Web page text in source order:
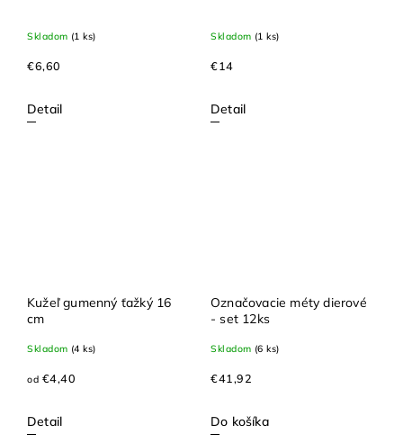
Skladom (1 ks)
€6,60
Detail
Skladom (1 ks)
€14
Detail
Kužeľ gumenný ťažký 16
cm
Skladom (4 ks)
od €4,40
Detail
Označovacie méty dierové
- set 12ks
Skladom (6 ks)
€41,92
Do košíka